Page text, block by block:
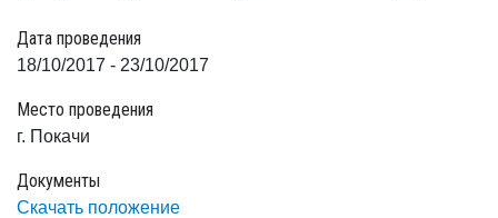
Дата проведения
18/10/2017 - 23/10/2017
Место проведения
г. Покачи
Документы
Скачать положение